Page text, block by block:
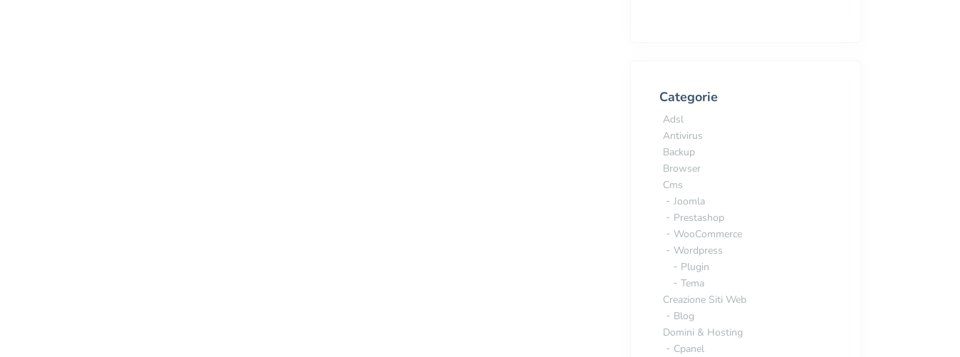
Categorie
Adsl
Antivirus
Backup
Browser
Cms
Joomla
Prestashop
WooCommerce
Wordpress
Plugin
Tema
Creazione Siti Web
Blog
Domini & Hosting
Cpanel